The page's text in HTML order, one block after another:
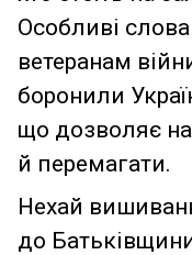
Особливі
ветеранам
боронили
що дозволяє
й перемагати.
Нехай
до